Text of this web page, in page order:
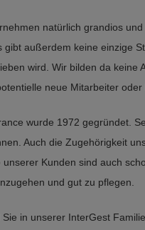
natürlich grandios
außerdem keine einzige
wird. Wir bilden da keine
neue Mitarbeiter
wurde 1972 gegründet.
Auch die Zugehörigkeit
Kunden sind auch
und gut zu pflegen.
in unserer InterGest